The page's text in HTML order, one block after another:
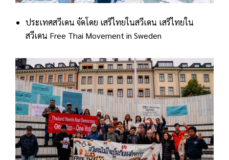
ประเทศสวีเดน จัดโดย เสรีไทยในสวีเดน เสรีไทยใน
สวีเดน Free Thai Movement in Sweden